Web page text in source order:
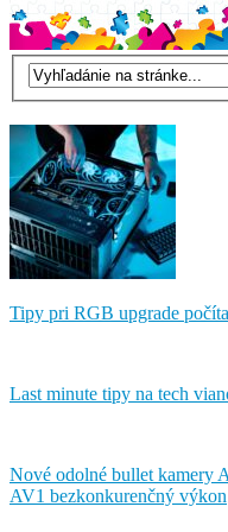
Tipy pri RGB upgrade
Last minute tipy na tech
Nové odolné bullet kamery
AV1 bezkonkurenčný výkon